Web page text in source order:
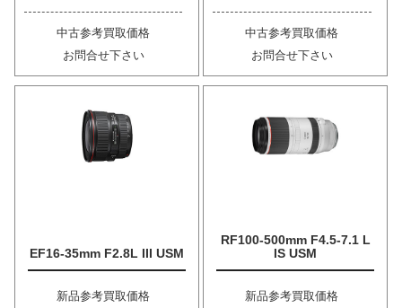
中古参考買取価格
お問合せ下さい
中古参考買取価格
お問合せ下さい
EF16-35mm F2.8L III USM
新品参考買取価格
RF100-500mm F4.5-7.1 L
IS USM
新品参考買取価格